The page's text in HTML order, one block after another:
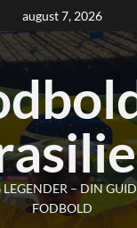
august 7, 2026
– DIN
FODBOLD